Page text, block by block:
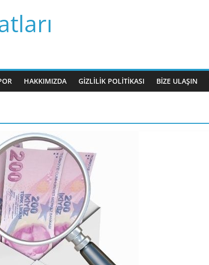
HAKKIMIZDA GIZLILIK POLITIKASI BIZE ULAŞIN